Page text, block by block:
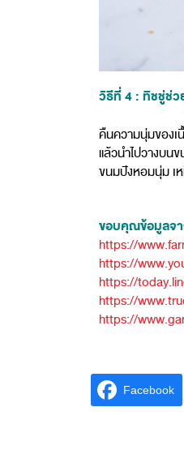
วิธีที่ 4 : ทิชชู่ช่
คืนความนุ่มของเ
แล้วนำไปวางบน
ขนมปังหอมนุ่ม เ
ขอบคุณข้อมูลจ
https://
https://
https://
https://
https://
Facebook